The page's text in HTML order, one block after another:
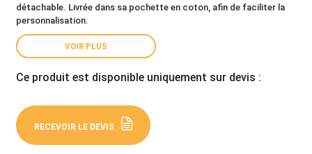
détachable. Livrée dans sa pochette en coton, afin de faciliter la
personnalisation.
VOIR PLUS
Ce produit est disponible uniquement sur devis :
RECEVOIR LE DEVIS